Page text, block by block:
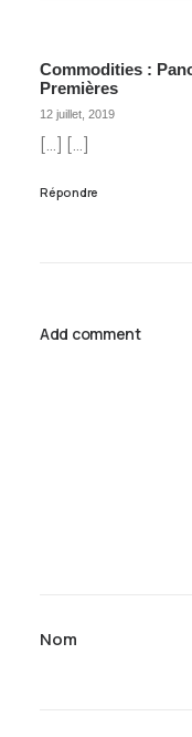
Commodities :
Premières
12 juillet, 2019
[…] […]
Répondre
Add comment
Nom